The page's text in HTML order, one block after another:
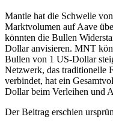
Mantle hat die Schwelle
Marktvolumen auf Aave
könnten die Bullen
Dollar anvisieren. MNT
Bullen von 1 US-Dollar
Netzwerk, das traditionelle
verbindet, hat ein
Dollar beim Verleihen und
Der Beitrag erschien